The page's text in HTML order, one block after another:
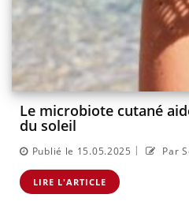
Le microbiote cutané
du soleil
Publié le 15.05.2025 | Par
LIRE L'ARTICLE